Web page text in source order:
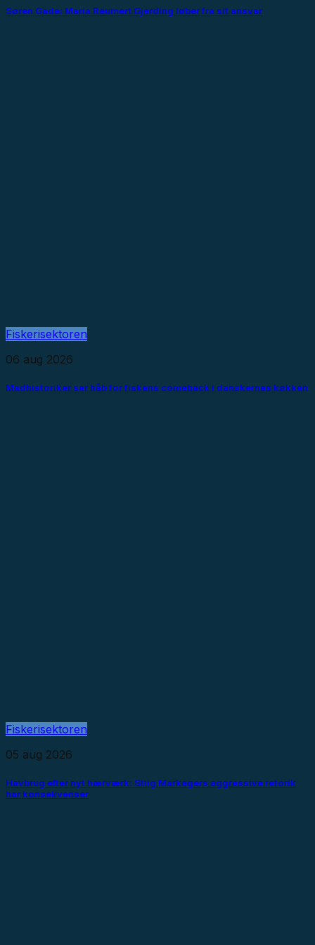
Søren Gade: Maria Reumert Gjerding løber fra sit ansvar
Fiskerisektoren
06 aug 2026
Madhistoriker ser håb for fiskens comeback i danskernes køkken
Fiskerisektoren
05 aug 2026
Havbrug efter nyt hærværk: Stiig Markagers aggressive retorik
har konsekvenser